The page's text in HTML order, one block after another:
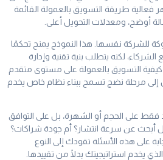
فعالية طريقة التسويق بالعمولة القائمة
أوضح، ومعدلات التحويل أعلى.
للشركة نفسها. هذا النموذج يمنح تحكمًا
الشركاء، لكنه يتطلب بنية تقنية وإدارة
التسويق بالعمولة على مستوى متقدم
إلى مرحلة نضج تسمح ببناء نظام خاص يخدم
فقط على الحجم أو الشهرة، بل على التوافق
عن سرعة انتشار؟ أم جودة شراكات؟
على هذه الأسئلة تقودك إلى النوع
يخدم استراتيجيتك بدلًا من تقييدها.